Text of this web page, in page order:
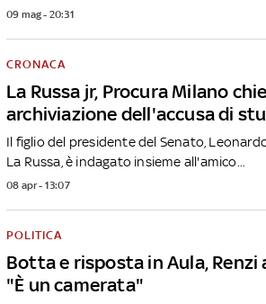
09 mag - 20:31
La Russa jr, Procura Milano
archiviazione dell'accusa di
CRONACA
Il figlio del presidente del Senato,
La Russa, è indagato insieme all'amico...
08 apr - 13:07
Botta e risposta in Aula, Renzi
"È un camerata"
POLITICA